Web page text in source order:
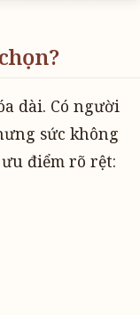
dài. Có người
sức không
điểm rõ rệt: